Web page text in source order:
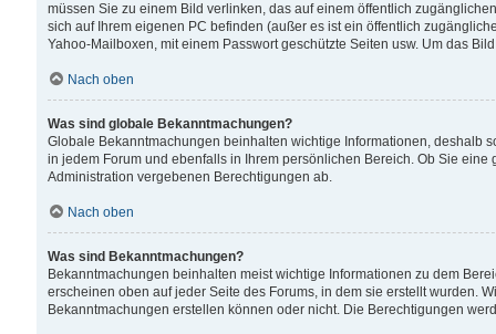
müssen Sie zu einem Bild verlinken, das auf einem öffentlich
sich auf Ihrem eigenen PC befinden (außer es ist ein öffentlich
Yahoo-Mailboxen, mit einem Passwort geschützte Seiten usw. Um das
Nach oben
Was sind globale Bekanntmachungen?
Globale Bekanntmachungen beinhalten wichtige Informationen, deshalb
in jedem Forum und ebenfalls in Ihrem persönlichen Bereich. Ob Sie
Administration vergebenen Berechtigungen ab.
Nach oben
Was sind Bekanntmachungen?
Bekanntmachungen beinhalten meist wichtige Informationen zu dem
erscheinen oben auf jeder Seite des Forums, in dem sie erstellt wurden.
Bekanntmachungen erstellen können oder nicht. Die Berechtigungen